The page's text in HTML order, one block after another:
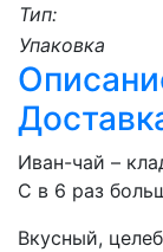
Тип:
Упаковка
Иван-чай –
С в 6 раз
Вкусный,